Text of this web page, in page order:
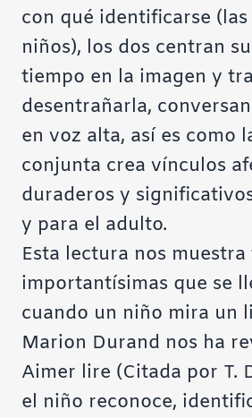
con qué identificarse (las
niños), los dos centran
tiempo en la imagen y
desentrañarla,
en voz alta, así es como
conjunta crea vínculos
duraderos y
y para el adulto.
Esta lectura nos
importantísimas que se
cuando un niño mira un
Marion Durand nos ha
Aimer lire (Citada por T.
el niño reconoce,